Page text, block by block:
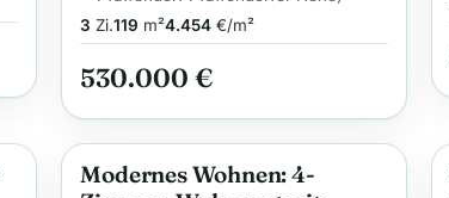
3 Zi.119 m²4.454 €/m²
530.000 €
Anzeige
Modernes Wohnen: 4-